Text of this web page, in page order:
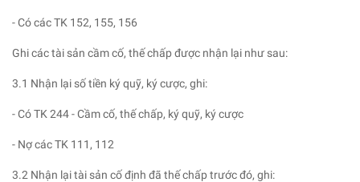
- Có các TK 152, 155, 156
Ghi các tài sản cầm cố, thế chấp được nhận lại như sau:
3.1 Nhận lại số tiền ký quỹ, ký cược, ghi:
- Có TK 244 - Cầm cố, thế chấp, ký quỹ, ký cược
- Nợ các TK 111, 112
3.2 Nhận lại tài sản cố định đã thế chấp trước đó, ghi: